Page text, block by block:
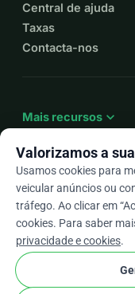
Central de ajuda
Taxas
Contacta-nos
Mais recursos expand_more
Ptarrow_drop_down
★★★★★4,9 / 5
Valorizamos a
Usamos cookies para
veicular anúncios ou
tráfego. Ao clicar em
cookies. Para saber
privacidade e cookies.